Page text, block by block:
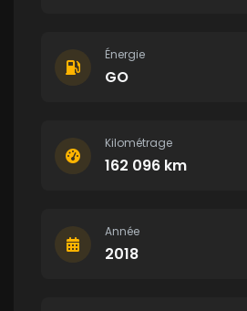
Énergie
GO
Kilométrage
162 096 km
Année
2018